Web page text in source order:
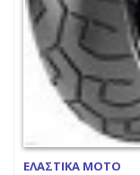
ΕΛΑΣΤΙΚΑ ΜΟΤΟ